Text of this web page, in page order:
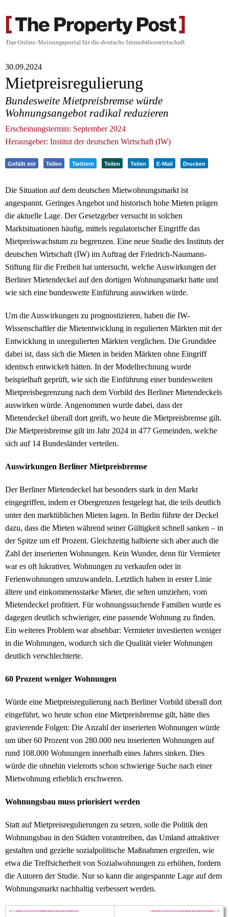
30.09.2024
Mietpreisregulierung
Bundesweite Mietpreisbremse würde
Wohnungsangebot radikal reduzieren
Erscheinungstermin: September 2024
Herausgeber: Institut der deutschen Wirtschaft (IW)
Gefällt mir Teilen Twittern Teilen Teilen E-Mail Drucken
Die Situation auf dem deutschen Mietwohnungsmarkt ist
angespannt. Geringes Angebot und historisch hohe Mieten prägen
die aktuelle Lage. Der Gesetzgeber versucht in solchen
Marktsituationen häufig, mittels regulatorischer Eingriffe das
Mietpreiswachstum zu begrenzen. Eine neue Studie des Instituts der
deutschen Wirtschaft (IW) im Auftrag der Friedrich-Naumann-
Stiftung für die Freiheit hat untersucht, welche Auswirkungen der
Berliner Mietendeckel auf den dortigen Wohnungsmarkt hatte und
wie sich eine bundesweite Einführung auswirken würde.
Um die Auswirkungen zu prognostizieren, haben die IW-
Wissenschaftler die Mietentwicklung in regulierten Märkten mit der
Entwicklung in unregulierten Märkten verglichen. Die Grundidee
dabei ist, dass sich die Mieten in beiden Märkten ohne Eingriff
identisch entwickelt hätten. In der Modellrechnung wurde
beispielhaft geprüft, wie sich die Einführung einer bundesweiten
Mietpreisbegrenzung nach dem Vorbild des Berliner Mietendeckels
auswirken würde. Angenommen wurde dabei, dass der
Mietendeckel überall dort greift, wo heute die Mietpreisbremse gilt.
Die Mietpreisbremse gilt im Jahr 2024 in 477 Gemeinden, welche
sich auf 14 Bundesländer verteilen.
Auswirkungen Berliner Mietpreisbremse
Der Berliner Mietendeckel hat besonders stark in den Markt
eingegriffen, indem er Obergrenzen festgelegt hat, die teils deutlich
unter den marktüblichen Mieten lagen. In Berlin führte der Deckel
dazu, dass die Mieten während seiner Gültigkeit schnell sanken – in
der Spitze um elf Prozent. Gleichzeitig halbierte sich aber auch die
Zahl der inserierten Wohnungen. Kein Wunder, denn für Vermieter
war es oft lukrativer, Wohnungen zu verkaufen oder in
Ferienwohnungen umzuwandeln. Letztlich haben in erster Linie
ältere und einkommensstarke Mieter, die selten umziehen, vom
Mietendeckel profitiert. Für wohnungssuchende Familien wurde es
dagegen deutlich schwieriger, eine passende Wohnung zu finden.
Ein weiteres Problem war absehbar: Vermieter investierten weniger
in die Wohnungen, wodurch sich die Qualität vieler Wohnungen
deutlich verschlechterte.
60 Prozent weniger Wohnungen
Würde eine Mietpreisregulierung nach Berliner Vorbild überall dort
eingeführt, wo heute schon eine Mietpreisbremse gilt, hätte dies
gravierende Folgen: Die Anzahl der inserierten Wohnungen würde
um über 60 Prozent von 280.000 neu inserierten Wohnungen auf
rund 108.000 Wohnungen innerhalb eines Jahres sinken. Dies
würde die ohnehin vielerorts schon schwierige Suche nach einer
Mietwohnung erheblich erschweren.
Wohnungsbau muss priorisiert werden
Statt auf Mietpreisregulierungen zu setzen, solle die Politik den
Wohnungsbau in den Städten vorantreiben, das Umland attraktiver
gestalten und gezielte sozialpolitische Maßnahmen ergreifen, wie
etwa die Treffsicherheit von Sozialwohnungen zu erhöhen, fordern
die Autoren der Studie. Nur so kann die angespannte Lage auf dem
Wohnungsmarkt nachhaltig verbessert werden.